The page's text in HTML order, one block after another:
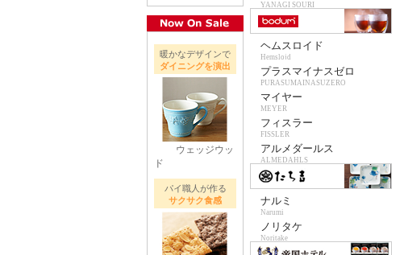
暖かなデザインで
ダイニングを演出
ウェッジウッ
ド
パイ職人が作る
サクサク食感
YANAGI SOURI
ヘムスロイド
Hemslojd
プラスマイナスゼロ
PURASUMAINASUZERO
マイヤー
MEYER
フィスラー
FISSLER
アルメダールス
ALMEDAHLS
ナルミ
Narumi
ノリタケ
Noritake